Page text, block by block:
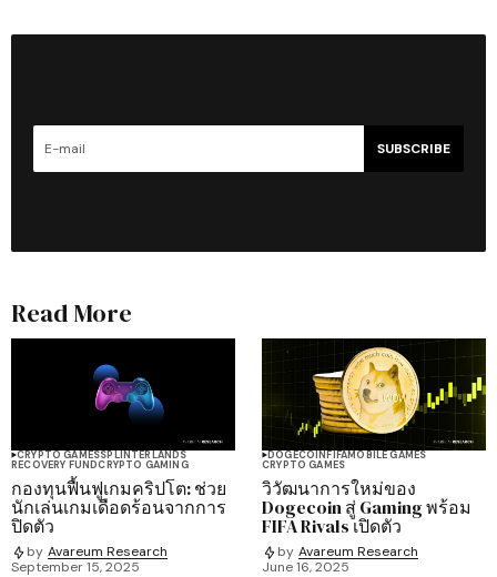
SUBSCRIBE
Read More
CRYPTO GAMESSPLINTERLANDS
RECOVERY FUNDCRYPTO GAMING
กองทุนฟื้นฟูเกมคริปโต: ช่วย
นักเล่นเกมเดือดร้อนจากการ
ปิดตัว
by Avareum Research
September 15, 2025
DOGECOINFIFAMOBILE GAMES
CRYPTO GAMES
วิวัฒนาการใหม่ของ
Dogecoin สู่ Gaming พร้อม
FIFA Rivals เปิดตัว
by Avareum Research
June 16, 2025